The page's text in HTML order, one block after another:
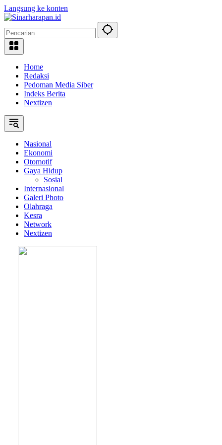
Langsung ke konten
Home
Redaksi
Pedoman Media Siber
Indeks Berita
Nextizen
Nasional
Ekonomi
Otomotif
Gaya Hidup
Sosial
Internasional
Galeri Photo
Olahraga
Kesra
Network
Nextizen